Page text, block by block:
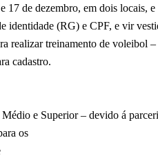
17 de dezembro, em dois locais,
identidade (RG) e CPF, e vir
realizar treinamento de voleibol
cadastro.
e Superior – devido á
os